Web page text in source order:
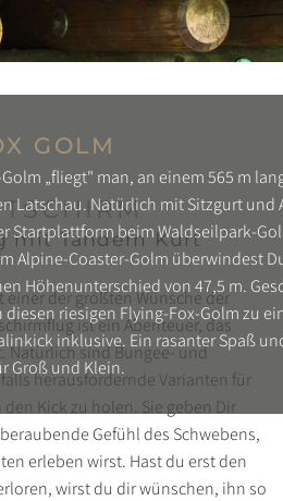
GOLM
„fliegt" man, an einem 565 m
Latschau. Natürlich mit Sitzgurt
Startplattform beim Waldseilpark-
Alpine-Coaster-Golm überwindest
Höhenunterschied von 47,5 m.
riesigen Flying-Fox-Golm zu
inklusive. Ein rasanter Spaß
Groß und Klein.
mit Tandem Kurt
einer der größten Wünsche der
ist ein Abenteuer, das
Natürlich sind Bungee- und
herausfordernde Varianten für
Kick zu holen. Sie geben Dir
Gefühl des Schwebens,
erleben wirst. Hast du erst den
wirst du dir wünschen, ihn so